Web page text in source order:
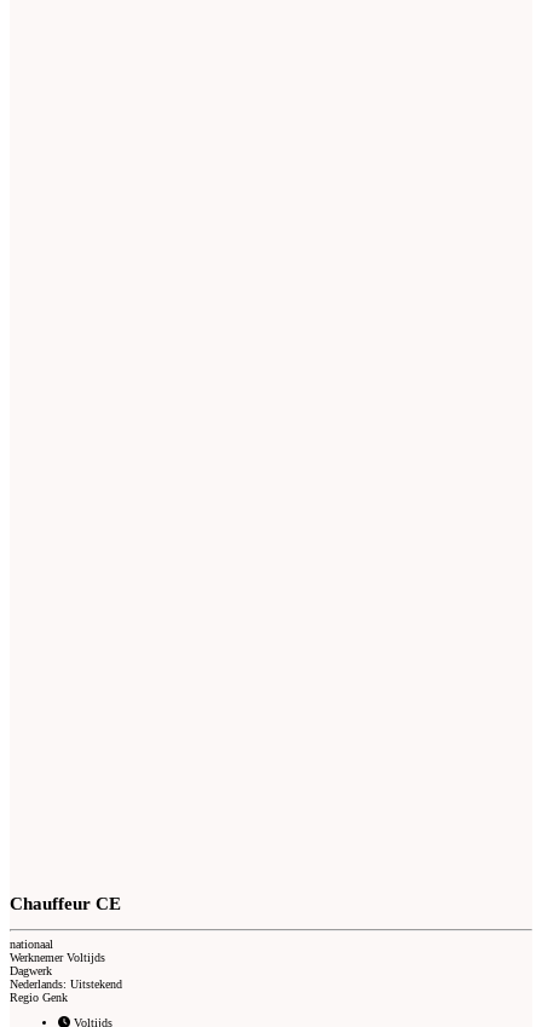
Chauffeur CE
nationaal
Werknemer Voltijds
Dagwerk
Nederlands: Uitstekend
Regio Genk
Voltijds